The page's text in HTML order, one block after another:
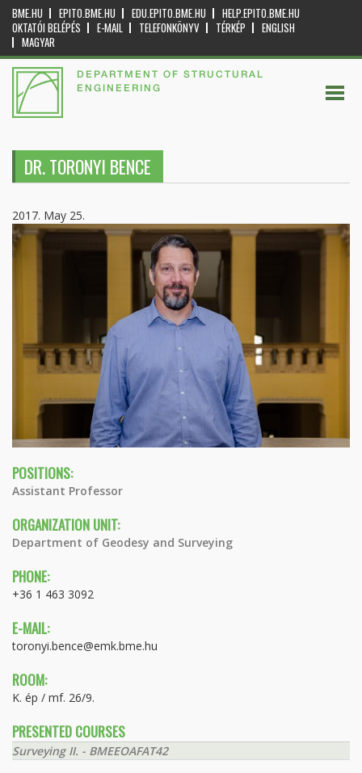
BME.HU EPITO.BME.HU EDU.EPITO.BME.HU
HELP.EPITO.BME.HU
OKTATÓI BELÉPÉS
E-MAIL TELEFONKÖNYV TÉRKÉP
ENGLISH
MAGYAR
DEPARTMENT OF STRUCTURAL
ENGINEERING
DR. TORONYI BENCE
2017. May 25.
POSITIONS:
Assistant Professor
ORGANIZATION UNIT:
Department of Geodesy and Surveying
PHONE:
+36 1 463 3092
E-MAIL:
toronyi.bence@emk.bme.hu
ROOM:
K. ép / mf. 26/9.
PRESENTED COURSES
Surveying II. - BMEEOAFAT42